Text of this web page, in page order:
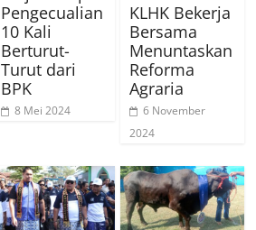
Pengecualian
10 Kali
Berturut-
Turut dari
BPK
8 Mei 2024
KLHK Bekerja
Bersama
Menuntaskan
Reforma
Agraria
6 November
2024